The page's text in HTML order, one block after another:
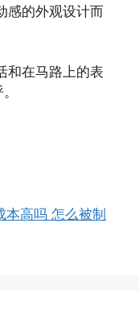
感的外观设计而
和在马路上的表
高吗 怎么被制